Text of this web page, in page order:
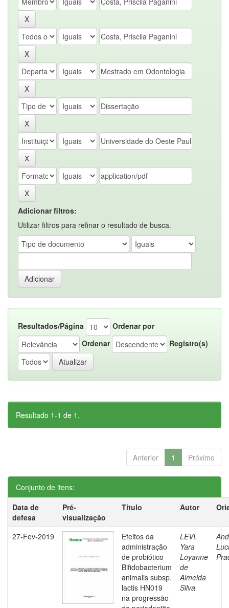
Adicionar filtros:
Utilizar filtros para refinar o resultado de busca.
Resultados/Página
Ordenar por
Ordenar
Registro(s)
Resultado 1-1 de 1.
Anterior 1 Próximo
Conjunto de itens:
Data de
defesa
Pré-
visualização
Título Autor
27-Fev-2019
Efeitos da
administração
de probiótico
Bifidobacterium
animalis subsp.
lactis HN019
na progressão
LEVI,
Yara
Loyanne
de
Almeida
Silva